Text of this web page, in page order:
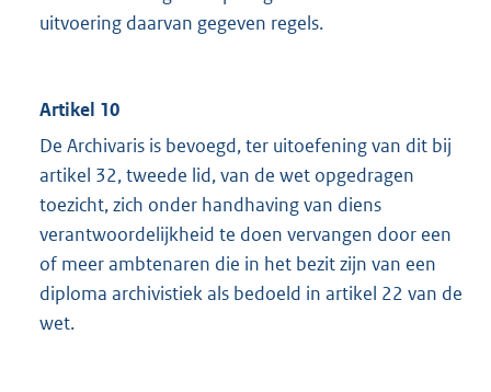
uitvoering daarvan gegeven regels.
Artikel 10
De Archivaris is bevoegd, ter uitoefening van dit bij
artikel 32, tweede lid, van de wet opgedragen
toezicht, zich onder handhaving van diens
verantwoordelijkheid te doen vervangen door een
of meer ambtenaren die in het bezit zijn van een
diploma archivistiek als bedoeld in artikel 22 van de
wet.